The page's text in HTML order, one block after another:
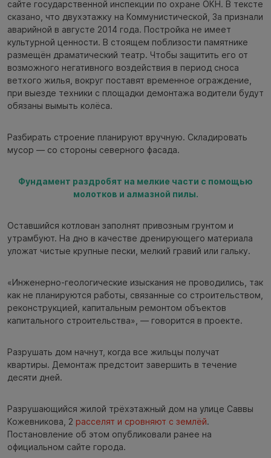
сайте государственной инспекции по охране ОКН. В тексте
сказано, что двухэтажку на Коммунистической, 3а признали
аварийной в августе 2014 года. Постройка не имеет
культурной ценности. В стоящем поблизости памятнике
размещён драматический театр. Чтобы защитить его от
возможного негативного воздействия в период сноса
ветхого жилья, вокруг поставят временное ограждение,
при выезде техники с площадки демонтажа водители будут
обязаны вымыть колёса.
Разбирать строение планируют вручную. Складировать
мусор — со стороны северного фасада.
Фундамент раздробят на мелкие части с помощью
молотков и алмазной пилы.
Оставшийся котлован заполнят привозным грунтом и
утрамбуют. На дно в качестве дренирующего материала
уложат чистые крупные пески, мелкий гравий или гальку.
«Инженерно-геологические изыскания не проводились, так
как не планируются работы, связанные со строительством,
реконструкцией, капитальным ремонтом объектов
капитального строительства», — говорится в проекте.
Разрушать дом начнут, когда все жильцы получат
квартиры. Демонтаж предстоит завершить в течение
десяти дней.
Разрушающийся жилой трёхэтажный дом на улице Саввы
Кожевникова, 2 расселят и сровняют с землёй.
Постановление об этом опубликовали ранее на
официальном сайте города.